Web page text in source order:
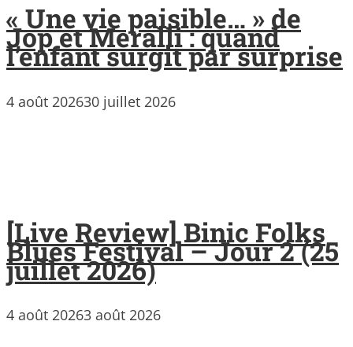
« Une vie paisible… » de
Jop et Meralli : quand
l’enfant surgit par surprise
4 août 202630 juillet 2026
[Live Review] Binic Folks
Blues Festival – Jour 2 (25
juillet 2026)
4 août 20263 août 2026